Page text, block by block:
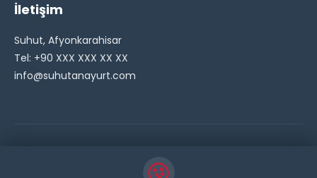
İletişim
Suhut, Afyonkarahisar
Tel: +90 XXX XXX XX XX
info@suhutanayurt.com